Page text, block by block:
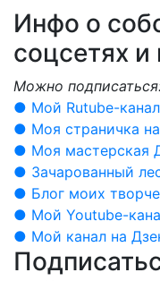
Инфо о
соцсетях
Можно
● Мой Rutube-
● Моя страничка
● Моя мастерская
● Зачарованный
● Блог моих
● Мой Youtube-
● Мой канал на